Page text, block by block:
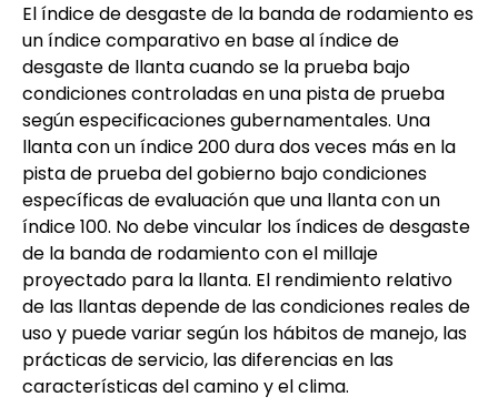
El índice de desgaste de la banda de rodamiento es
un índice comparativo en base al índice de
desgaste de llanta cuando se la prueba bajo
condiciones controladas en una pista de prueba
según especificaciones gubernamentales. Una
llanta con un índice 200 dura dos veces más en la
pista de prueba del gobierno bajo condiciones
específicas de evaluación que una llanta con un
índice 100. No debe vincular los índices de desgaste
de la banda de rodamiento con el millaje
proyectado para la llanta. El rendimiento relativo
de las llantas depende de las condiciones reales de
uso y puede variar según los hábitos de manejo, las
prácticas de servicio, las diferencias en las
características del camino y el clima.